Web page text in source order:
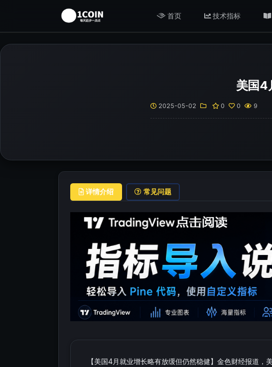
首页 技术指标
美国4
2025-05-02 0 0 9
详情介绍 常见问题
【美国4月就业增长略有放缓但仍然稳健】金色财经报道